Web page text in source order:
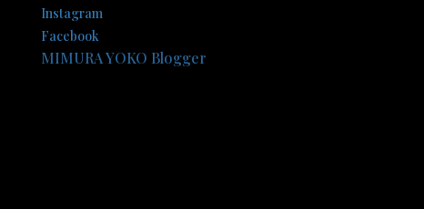
Instagram
Facebook
MIMURA YOKO Blogger